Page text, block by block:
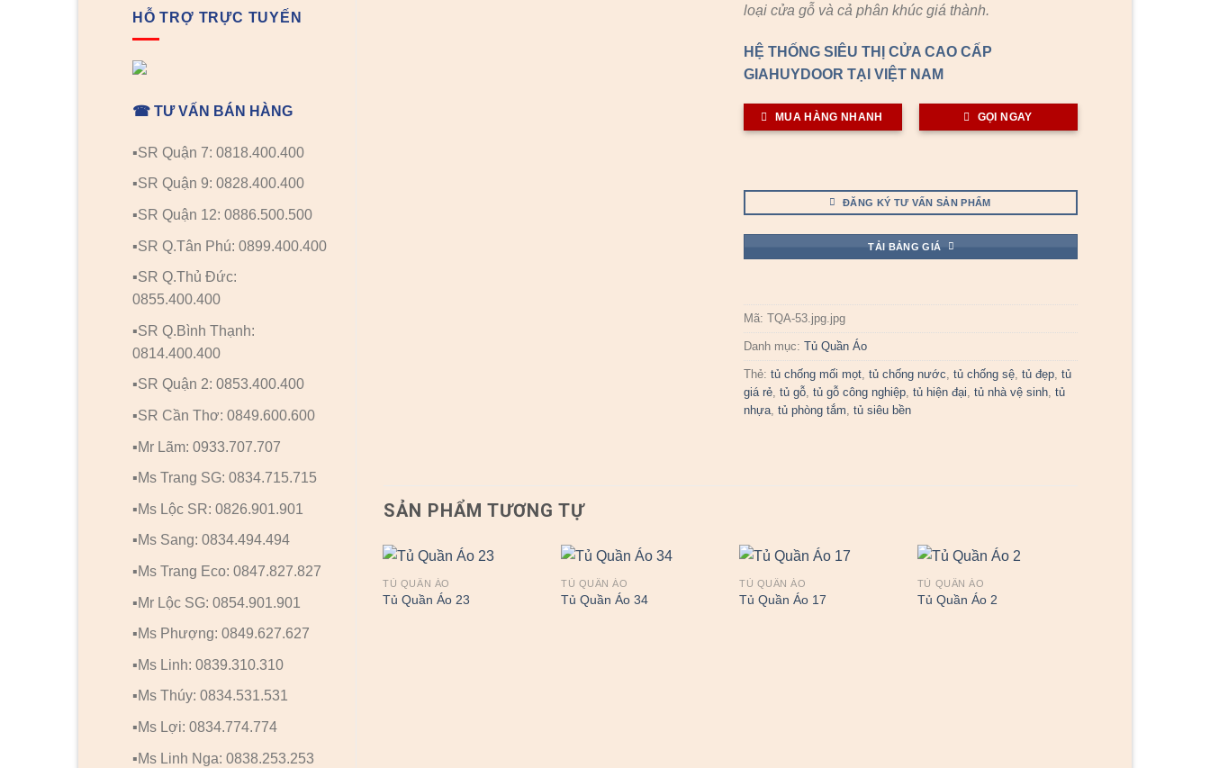
HỖ TRỢ TRỰC TUYẾN
☎ TƯ VẤN BÁN HÀNG
▪️SR Quận 7: 0818.400.400
▪️SR Quận 9: 0828.400.400
▪️SR Quận 12: 0886.500.500
▪️SR Q.Tân Phú: 0899.400.400
▪️SR Q.Thủ Đức:
0855.400.400
▪️SR Q.Bình Thạnh:
0814.400.400
▪️SR Quận 2: 0853.400.400
▪️SR Cần Thơ: 0849.600.600
▪️Mr Lãm: 0933.707.707
▪️Ms Trang SG: 0834.715.715
▪️Ms Lộc SR: 0826.901.901
▪️Ms Sang: 0834.494.494
▪️Ms Trang Eco: 0847.827.827
▪️Mr Lộc SG: 0854.901.901
▪️Ms Phượng: 0849.627.627
▪️Ms Linh: 0839.310.310
▪️Ms Thúy: 0834.531.531
▪️Ms Lợi: 0834.774.774
▪️Ms Linh Nga: 0838.253.253
loại cửa gỗ và cả phân khúc giá thành.
HỆ THỐNG SIÊU THỊ CỬA CAO CẤP
GIAHUYDOOR TẠI VIỆT NAM
MUA HÀNG NHANH GỌI NGAY
ĐĂNG KÝ TƯ VẤN SẢN PHẨM
TẢI BẢNG GIÁ
Mã:TQA-53.jpg.jpg
Danh mục:Tủ Quần Áo
Thẻ:tủ chống mối mọt,tủ chống nước,tủ chống sệ,tủ đẹp,tủ
giá rẻ,tủ gỗ,tủ gỗ công nghiệp,tủ hiện đại,tủ nhà vệ sinh,tủ
nhựa,tủ phòng tắm,tủ siêu bền
SẢN PHẨM TƯƠNG TỰ
TỦ QUẦN ÁO
Tủ Quần Áo 23
TỦ QUẦN ÁO
Tủ Quần Áo 34
TỦ QUẦN ÁO
Tủ Quần Áo 17
TỦ QUẦN ÁO
Tủ Quần Áo 2
Tủ Quần Áo 12